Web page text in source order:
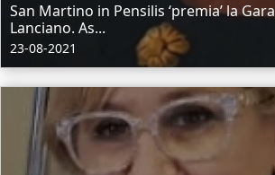
San Martino in Pensilis ‘premia’ la
Lanciano. As...
23-08-2021